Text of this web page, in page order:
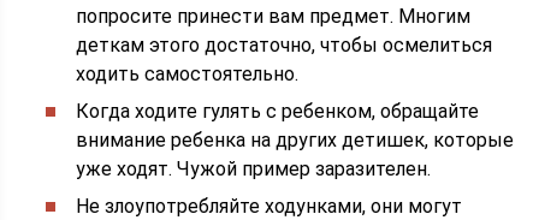
попросите принести вам предмет. Многим
деткам этого достаточно, чтобы осмелиться
ходить самостоятельно.
Когда ходите гулять с ребенком, обращайте
внимание ребенка на других детишек, которые
уже ходят. Чужой пример заразителен.
Не злоупотребляйте ходунками, они могут